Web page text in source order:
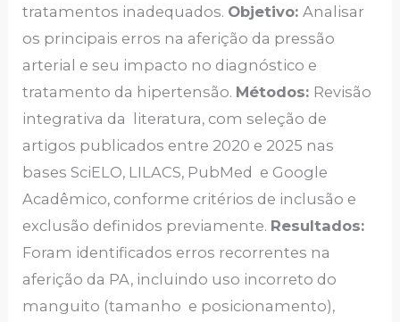
tratamentos inadequados. Objetivo:Analisar
os principais erros na aferição da pressão
arterial e seu impacto no diagnóstico e
tratamento da hipertensão. Métodos: Revisão
integrativa da literatura, com seleção de
artigos publicados entre 2020 e 2025 nas
bases SciELO, LILACS, PubMed e Google
Acadêmico, conforme critérios de inclusão e
exclusão definidos previamente. Resultados:
Foram identificados erros recorrentes na
aferição da PA, incluindo uso incorreto do
manguito (tamanho e posicionamento),